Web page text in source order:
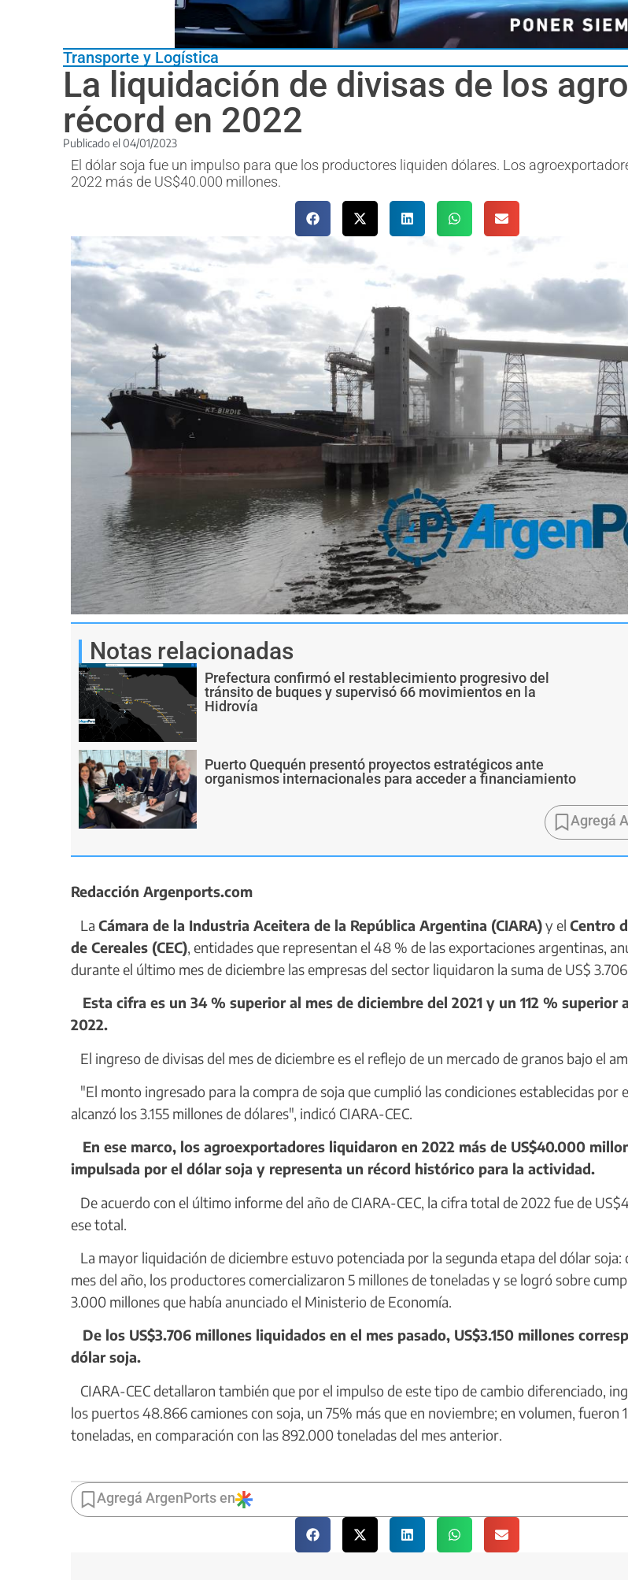
Transporte y Logística
La liquidación de divisas de los
récord en 2022
Publicado el 04/01/2023
El dólar soja fue un impulso para que los productores liquiden dólares. Los
2022 más de US$40.000 millones.
Notas relacionadas
Prefectura confirmó el restablecimiento progresivo del
tránsito de buques y supervisó 66 movimientos en la
Hidrovía
Puerto Quequén presentó proyectos estratégicos ante
organismos internacionales para acceder a financiamiento
Agregá
Redacción Argenports.com
La Cámara de la Industria Aceitera de la República Argentina (CIARA)y el Centro
de Cereales (CEC), entidades que representan el 48 % de las exportaciones argentinas,
durante el último mes de diciembre las empresas del sector liquidaron la suma de US$
Esta cifra es un 34 % superior al mes de diciembre del 2021 y un 112 % superior
2022.
El ingreso de divisas del mes de diciembre es el reflejo de un mercado de granos bajo el
"El monto ingresado para la compra de soja que cumplió las condiciones establecidas por
alcanzó los 3.155 millones de dólares", indicó CIARA-CEC.
En ese marco, los agroexportadores liquidaron en 2022 más de US$40.000
impulsada por el dólar soja y representa un récord histórico para la actividad.
De acuerdo con el último informe del año de CIARA-CEC, la cifra total de 2022 fue de
ese total.
La mayor liquidación de diciembre estuvo potenciada por la segunda etapa del dólar
mes del año, los productores comercializaron 5 millones de toneladas y se logró sobre
3.000 millones que había anunciado el Ministerio de Economía.
De los US$3.706 millones liquidados en el mes pasado, US$3.150 millones
dólar soja.
CIARA-CEC detallaron también que por el impulso de este tipo de cambio diferenciado,
los puertos 48.866 camiones con soja, un 75% más que en noviembre; en volumen, fueron
toneladas, en comparación con las 892.000 toneladas del mes anterior.
Agregá ArgenPorts en